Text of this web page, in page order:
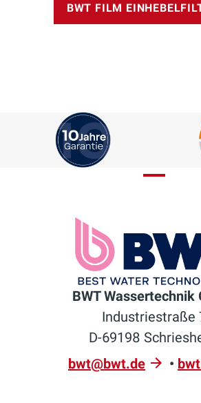
BWT FILM
BWT Wassertechnik
Industriestraße
D-69198
bwt@bwt.de
•